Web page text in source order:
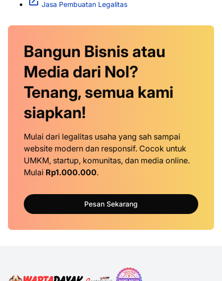
Jasa Pembuatan Legalitas
Bangun Bisnis atau
Media dari Nol?
Tenang, semua kami
siapkan!
Mulai dari legalitas usaha yang sah sampai
website modern dan responsif. Cocok untuk
UMKM, startup, komunitas, dan media online.
Mulai Rp1.000.000.
Pesan Sekarang